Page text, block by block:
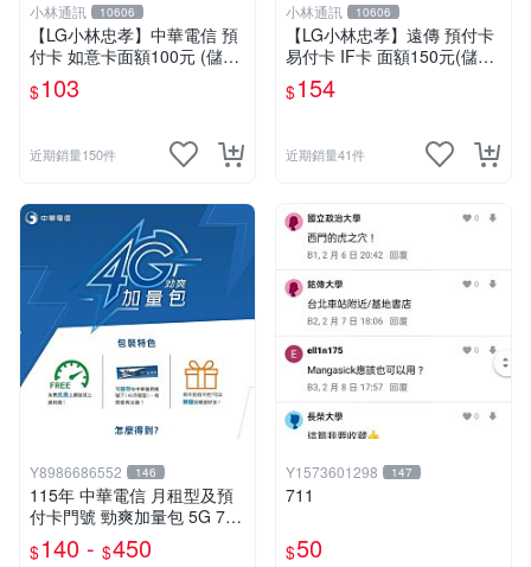
小林通訊 10606
【LG小林忠孝】中華電信 預
付卡 如意卡面額100元 (儲值
卡/補充卡)
$103
近期銷量150件
小林通訊 10606
【LG小林忠孝】遠傳 預付卡
易付卡 IF卡 面額150元(儲值
卡/補充卡)
$154
近期銷量41件
Y8986686552 146
115年 中華電信 月租型及預
付卡門號 勁爽加量包 5G 7G
9G 30天無線上網
$140 - $450
Y1573601298 147
711
$50